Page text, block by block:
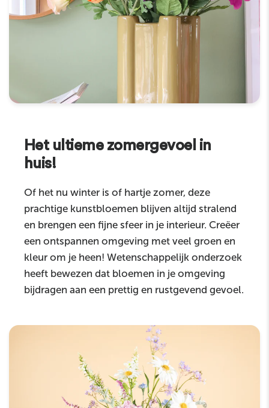
Het ultieme zomergevoel in
huis!
Of het nu winter is of hartje zomer, deze
prachtige kunstbloemen blijven altijd stralend
en brengen een fijne sfeer in je interieur. Creëer
een ontspannen omgeving met veel groen en
kleur om je heen! Wetenschappelijk onderzoek
heeft bewezen dat bloemen in je omgeving
bijdragen aan een prettig en rustgevend gevoel.